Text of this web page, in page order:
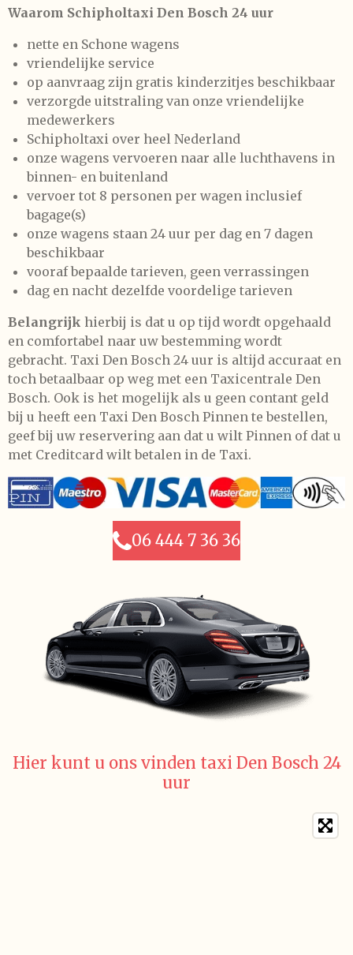
Waarom Schipholtaxi Den Bosch 24 uur
nette en Schone wagens
vriendelijke service
op aanvraag zijn gratis kinderzitjes beschikbaar
verzorgde uitstraling van onze vriendelijke
medewerkers
Schipholtaxi over heel Nederland
onze wagens vervoeren naar alle luchthavens in
binnen- en buitenland
vervoer tot 8 personen per wagen inclusief
bagage(s)
onze wagens staan 24 uur per dag en 7 dagen
beschikbaar
vooraf bepaalde tarieven, geen verrassingen
dag en nacht dezelfde voordelige tarieven
Belangrijk hierbij is dat u op tijd wordt opgehaald
en comfortabel naar uw bestemming wordt
gebracht. Taxi Den Bosch 24 uur is altijd accuraat en
toch betaalbaar op weg met een Taxicentrale Den
Bosch. Ook is het mogelijk als u geen contant geld
bij u heeft een Taxi Den Bosch Pinnen te bestellen,
geef bij uw reservering aan dat u wilt Pinnen of dat u
met Creditcard wilt betalen in de Taxi.
06 444 7 36 36
Hier kunt u ons vinden taxi Den Bosch 24
uur